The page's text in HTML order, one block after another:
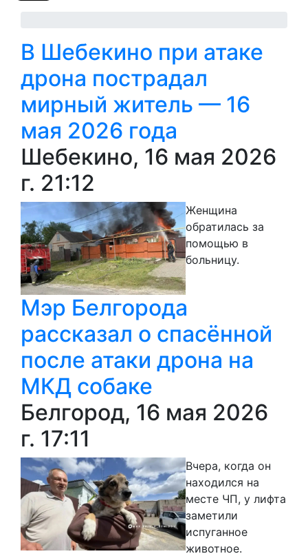
В Шебекино при атаке
дрона пострадал
мирный житель — 16
мая 2026 года
Шебекино, 16 мая 2026
г. 21:12
Женщина
обратилась за
помощью в
больницу.
Мэр Белгорода
рассказал о спасённой
после атаки дрона на
МКД собаке
Белгород, 16 мая 2026
г. 17:11
Вчера, когда он
находился на
месте ЧП, у лифта
заметили
испуганное
животное.